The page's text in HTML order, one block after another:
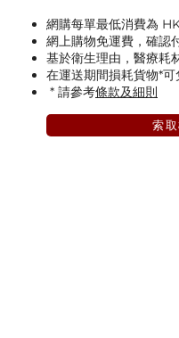
網購每單最低消費為
網上購物免運費，確認
基於衛生理由，醫療耗
在運送期間損耗貨物*
* 請參考條款及細則
索